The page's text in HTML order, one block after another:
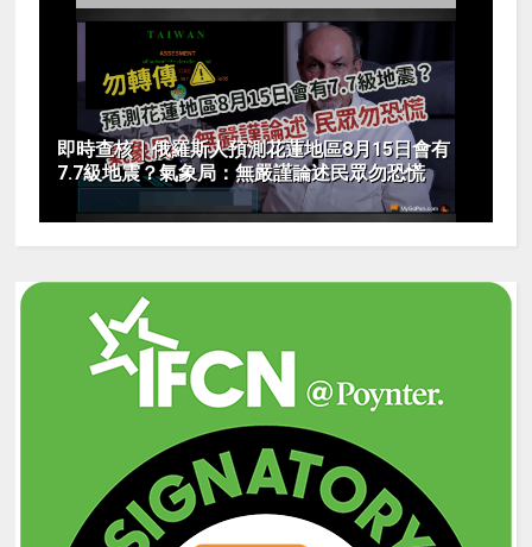
即時查核｜俄羅斯人預測花蓮地區8月15日會有
7.7級地震？氣象局：無嚴謹論述民眾勿恐慌